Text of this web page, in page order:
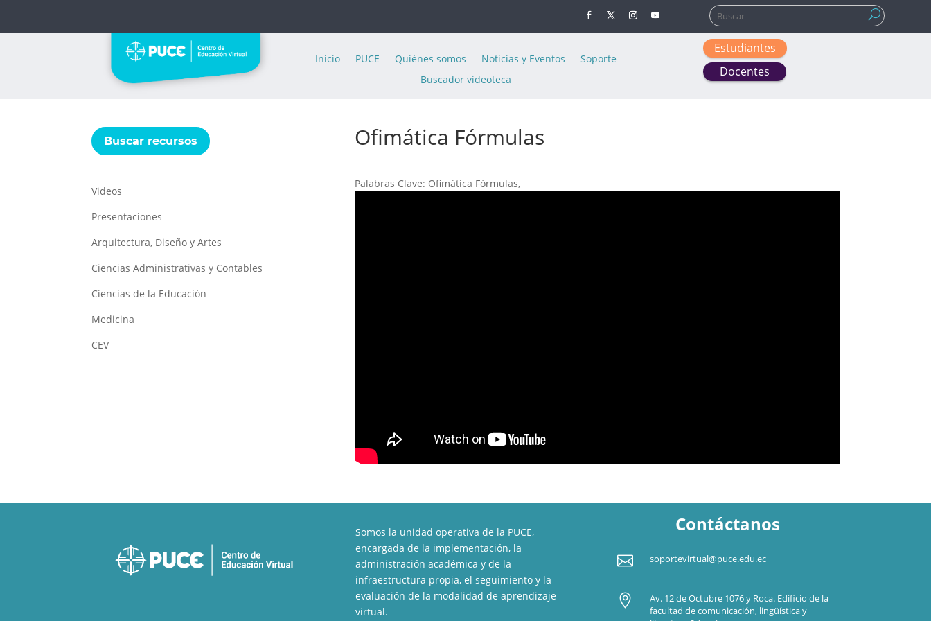
Buscar:
Inicio PUCE Quiénes somos Noticias y Eventos
Soporte
Buscador videoteca
Estudiantes
Docentes
Buscar recursos
Videos
Presentaciones
Arquitectura, Diseño y Artes
Ciencias Administrativas y Contables
Ciencias de la Educación
Medicina
CEV
Ofimática Fórmulas
Palabras Clave: Ofimática Fórmulas,
Somos la unidad operativa de la PUCE,
encargada de la implementación, la
administración académica y de la
infraestructura propia, el seguimiento y la
evaluación de la modalidad de aprendizaje
virtual.
Contáctanos
 soportevirtual@puce.edu.ec

Av. 12 de Octubre 1076 y Roca. Edificio de la
facultad de comunicación, lingüística y